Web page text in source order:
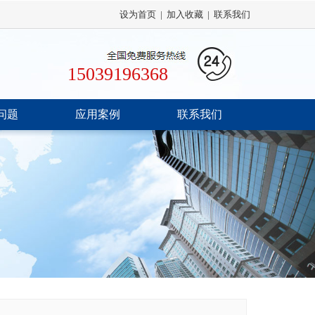
设为首页 | 加入收藏 | 联系我们
15039196368
题 应用案例 联系我们